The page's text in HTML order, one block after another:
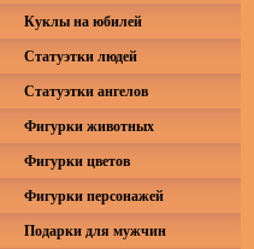
Куклы на юбилей
Статуэтки людей
Статуэтки ангелов
Фигурки животных
Фигурки цветов
Фигурки персонажей
Подарки для мужчин